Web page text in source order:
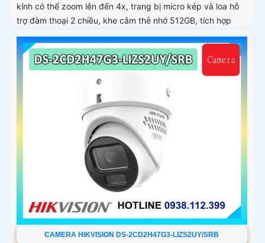
kính có thể zoom lên đến 4x, trang bị micro kép và loa hỗ
trợ đàm thoại 2 chiều, khe cắm thẻ nhớ 512GB, tích hợp
công nghệ AI trong việc cân bằng màu sáng trong điều
kiện ánh sáng yếu, ống kính có độ phân giải 4
CAMERA HIKVISION DS-2CD2H47G3-LIZS2UY/SRB